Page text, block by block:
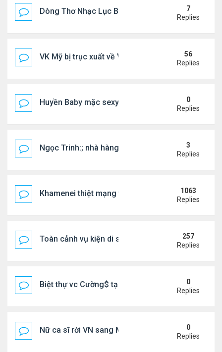
Dòng Thơ Nhạc Lục Bát Trích Đoạn - Gõ Google:
7
Replies
VK Mỹ bị trục xuất về VN sống ra sao
56
Replies
Huyền Baby mặc sexy dạo phố Mỹ
0
Replies
Ngọc Trinh:; nhà hàng đóng cửa, tình duyên lận
3
Replies
Khamenei thiệt mạng trong cuộc tấn công phối
1063
Replies
Toàn cảnh vụ kiện di sản CNS VŨ LINH
257
Replies
Biệt thự vc Cường$ tại Lạng Sơn
0
Replies
Nữ ca sĩ rời VN sang Mỹ nói thẳng: "Tôi thấy
0
Replies